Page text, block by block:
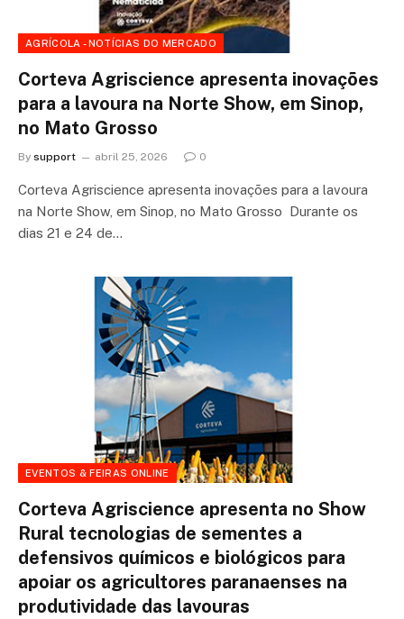
AGRÍCOLA - NOTÍCIAS DO MERCADO
Corteva Agriscience apresenta inovações
para a lavoura na Norte Show, em Sinop,
no Mato Grosso
By support abril 25, 2026 0
Corteva Agriscience apresenta inovações para a lavoura
na Norte Show, em Sinop, no Mato Grosso Durante os
dias 21 e 24 de…
EVENTOS & FEIRAS ONLINE
Corteva Agriscience apresenta no Show
Rural tecnologias de sementes a
defensivos químicos e biológicos para
apoiar os agricultores paranaenses na
produtividade das lavouras